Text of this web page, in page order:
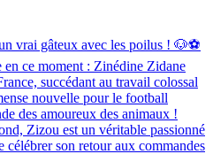
vrai gâteux avec les poilus ! 🐶⚽️
en ce moment : Zinédine Zidane
succédant au travail colossal
nouvelle pour le football
des amoureux des animaux !
Zizou est un véritable passionné
célébrer son retour aux commandes